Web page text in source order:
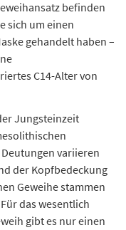
befinden
sich um einen
gehandelt haben –
C14-Alter von
Jungsteinzeit
variieren
der Kopfbedeckung
Geweihe stammen
das wesentlich
gibt es nur einen